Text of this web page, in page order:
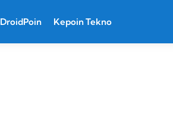
DroidPoin Kepoin Tekno